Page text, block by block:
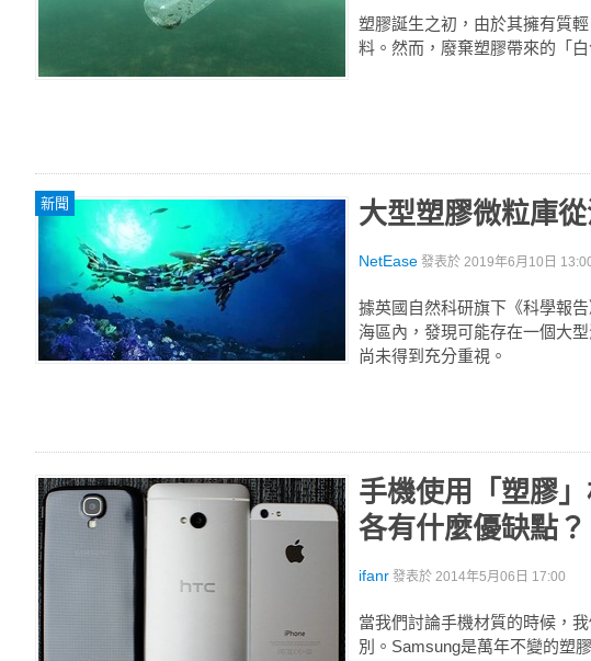
塑膠誕生之初，由於其擁有質
料。然而，廢棄塑膠帶來的「
新聞 大型塑膠微粒庫
NetEase 發表於 2019年6月10日
據英國自然科研旗下《科學報
海區內，發現可能存在一個大
尚未得到充分重視。
手機使用「塑膠
各有什麼優缺點？
ifanr 發表於 2014年5月06日 17:00
當我們討論手機材質的時候，
別。Samsung是萬年不變的塑